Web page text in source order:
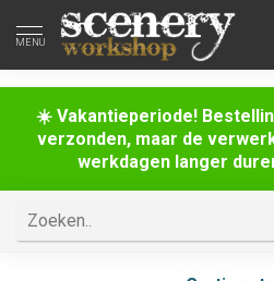
☀️ Vakantieperiode!
verzonden, maar de
werkdagen langer
MENU